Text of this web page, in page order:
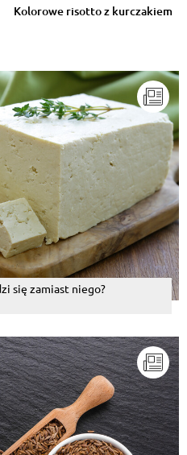
Kolorowe risotto z kurczakiem
się zamiast niego?